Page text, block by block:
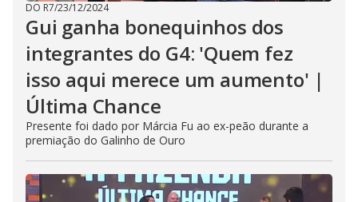
DO R7/23/12/2024
Gui ganha bonequinhos dos
integrantes do G4: 'Quem fez
isso aqui merece um aumento' |
Última Chance
Presente foi dado por Márcia Fu ao ex-peão durante a
premiação do Galinho de Ouro